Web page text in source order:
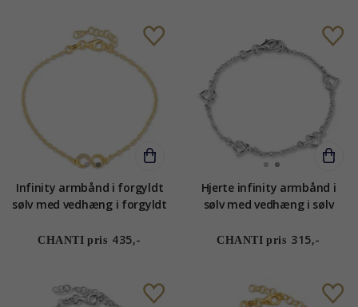
Infinity armbånd i forgyldt
sølv med vedhæng i forgyldt
CHANTI pris 435,-
Hjerte infinity armbånd i
sølv med vedhæng i sølv
CHANTI pris 315,-